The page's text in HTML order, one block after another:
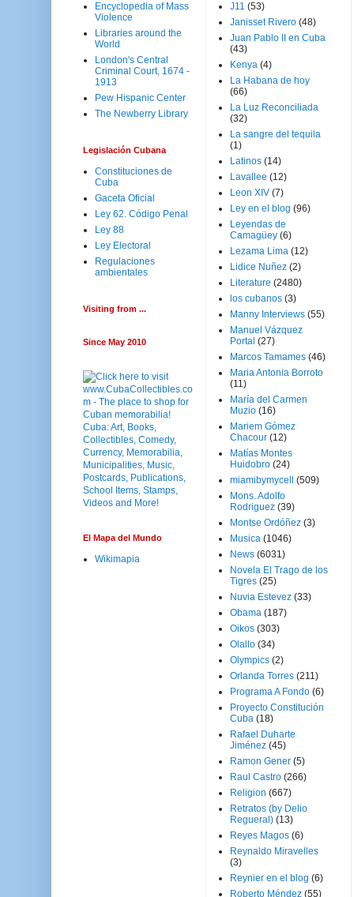
Encyclopedia of Mass
Violence
Libraries around the
World
London's Central
Criminal Court, 1674 -
1913
Pew Hispanic Center
The Newberry Library
Legislación Cubana
Constituciones de
Cuba
Gaceta Oficial
Ley 62. Código Penal
Ley 88
Ley Electoral
Regulaciones
ambientales
Visiting from ...
Since May 2010
El Mapa del Mundo
Wikimapia
J11 (53)
Janisset Rivero (48)
Juan Pablo II en Cuba
(43)
Kenya (4)
La Habana de hoy
(66)
La Luz Reconciliada
(32)
La sangre del tequila
(1)
Latinos (14)
Lavallee (12)
Leon XIV (7)
Ley en el blog (96)
Leyendas de
Camagüey (6)
Lezama Lima (12)
Lidice Nuñez (2)
Literature (2480)
los cubanos (3)
Manny Interviews (55)
Manuel Vázquez
Portal (27)
Marcos Tamames (46)
Maria Antonia Borroto
(11)
María del Carmen
Muzio (16)
Mariem Gómez
Chacour (12)
Matías Montes
Huidobro (24)
miamibymycell
(509)
Mons. Adolfo
Rodriguez (39)
Montse Ordóñez (3)
Musica (1046)
News (6031)
Novela El Trago de los
Tigres (25)
Nuvia Estevez (33)
Obama (187)
Oikos (303)
Olallo (34)
Olympics (2)
Orlanda Torres (211)
Programa A Fondo (6)
Proyecto Constitución
Cuba (18)
Rafael Duharte
Jiménez (45)
Ramon Gener (5)
Raul Castro (266)
Religion (667)
Retratos (by Delio
Regueral) (13)
Reyes Magos (6)
Reynaldo Miravelles
(3)
Reynier en el blog (6)
Roberto Méndez (55)